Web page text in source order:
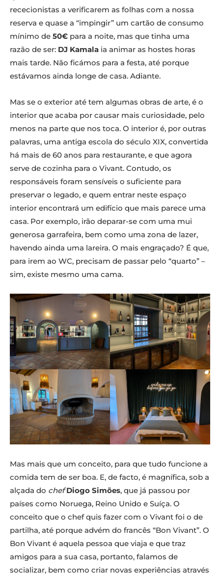
rececionistas a verificarem as folhas com a nossa
reserva e quase a “impingir” um cartão de consumo
mínimo de 50€ para a noite, mas que tinha uma
razão de ser: DJ Kamala ia animar as hostes horas
mais tarde. Não ficámos para a festa, até porque
estávamos ainda longe de casa. Adiante.
Mas se o exterior até tem algumas obras de arte, é o
interior que acaba por causar mais curiosidade, pelo
menos na parte que nos toca. O interior é, por outras
palavras, uma antiga escola do século XIX, convertida
há mais de 60 anos para restaurante, e que agora
serve de cozinha para o Vivant. Contudo, os
responsáveis foram sensíveis o suficiente para
preservar o legado, e quem entrar neste espaço
interior encontrará um edifício que mais parece uma
casa. Por exemplo, irão deparar-se com uma mui
generosa garrafeira, bem como uma zona de lazer,
havendo ainda uma lareira. O mais engraçado? É que,
para irem ao WC, precisam de passar pelo “quarto” –
sim, existe mesmo uma cama.
Mas mais que um conceito, para que tudo funcione a
comida tem de ser boa. E, de facto, é magnífica, sob a
alçada do chef Diogo Simões, que já passou por
países como Noruega, Reino Unido e Suíça. O
conceito que o chef quis fazer com o Vivant foi o de
partilha, até porque advém do francês “Bon Vivant”. O
Bon Vivant é aquela pessoa que viaja e que traz
amigos para a sua casa, portanto, falamos de
socializar, bem como criar novas experiências através